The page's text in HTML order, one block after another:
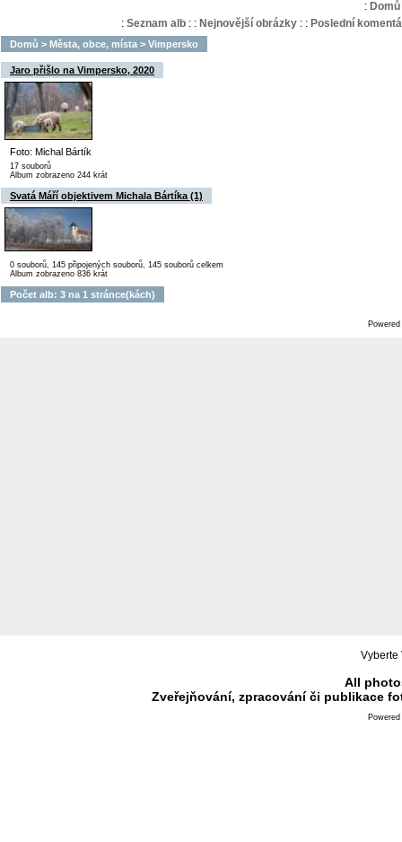
: Domů
: Seznam alb: : Nejnovější obrázky: : Poslední
Domů > Města, obce, místa > Vimpersko
Jaro přišlo na Vimpersko, 2020
Foto: Michal Bártík
17 souborů
Album zobrazeno 244 krát
Svatá Máří objektivem Michala Bártíka (1)
0 souborů, 145 připojených souborů, 145 souborů celkem
Album zobrazeno 836 krát
Počet alb: 3 na 1 stránce(kách)
Vyberte
All
Zveřejňování, zpracování či publikace